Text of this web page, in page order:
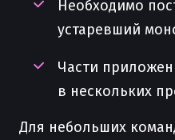
Необходимо
устаревший
Части
в нескольких
Для небольших